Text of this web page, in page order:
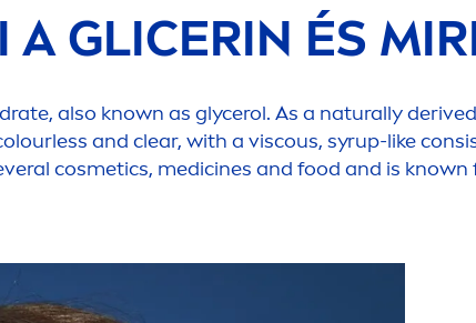
A GLICERIN ÉS
te, also known as glycerol. As a naturally
and clear, with a viscous, syrup-like
cosmetics, medicines and food and is known